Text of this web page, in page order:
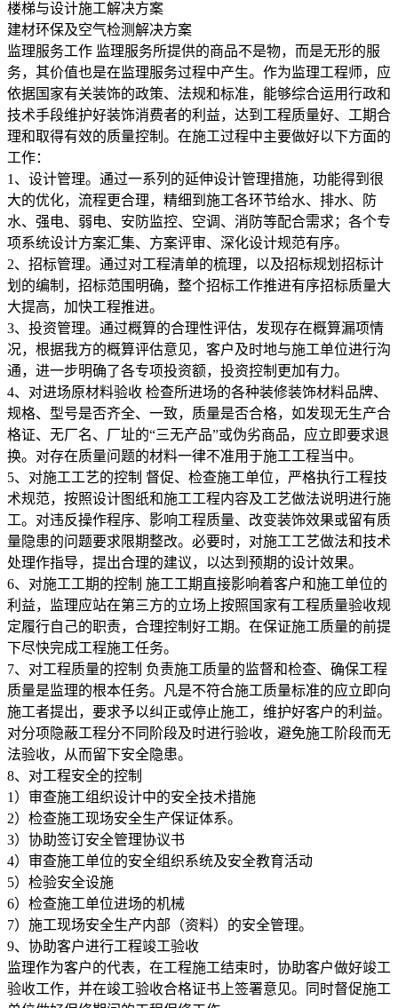
楼梯与设计施工解决方案
建材环保及空气检测解决方案
监理服务工作 监理服务所提供的商品不是物，而是无形的服
务，其价值也是在监理服务过程中产生。作为监理工程师，应
依据国家有关装饰的政策、法规和标准，能够综合运用行政和
技术手段维护好装饰消费者的利益，达到工程质量好、工期合
理和取得有效的质量控制。在施工过程中主要做好以下方面的
工作：
1、设计管理。通过一系列的延伸设计管理措施，功能得到很
大的优化，流程更合理，精细到施工各环节给水、排水、防
水、强电、弱电、安防监控、空调、消防等配合需求；各个专
项系统设计方案汇集、方案评审、深化设计规范有序。
2、招标管理。通过对工程清单的梳理，以及招标规划招标计
划的编制，招标范围明确，整个招标工作推进有序招标质量大
大提高，加快工程推进。
3、投资管理。通过概算的合理性评估，发现存在概算漏项情
况，根据我方的概算评估意见，客户及时地与施工单位进行沟
通，进一步明确了各专项投资额，投资控制更加有力。
4、对进场原材料验收 检查所进场的各种装修装饰材料品牌、
规格、型号是否齐全、一致，质量是否合格，如发现无生产合
格证、无厂名、厂址的“三无产品”或伪劣商品，应立即要求退
换。对存在质量问题的材料一律不准用于施工工程当中。
5、对施工工艺的控制 督促、检查施工单位，严格执行工程技
术规范，按照设计图纸和施工工程内容及工艺做法说明进行施
工。对违反操作程序、影响工程质量、改变装饰效果或留有质
量隐患的问题要求限期整改。必要时，对施工工艺做法和技术
处理作指导，提出合理的建议，以达到预期的设计效果。
6、对施工工期的控制 施工工期直接影响着客户和施工单位的
利益，监理应站在第三方的立场上按照国家有工程质量验收规
定履行自己的职责，合理控制好工期。在保证施工质量的前提
下尽快完成工程施工任务。
7、对工程质量的控制 负责施工质量的监督和检查、确保工程
质量是监理的根本任务。凡是不符合施工质量标准的应立即向
施工者提出，要求予以纠正或停止施工，维护好客户的利益。
对分项隐蔽工程分不同阶段及时进行验收，避免施工阶段而无
法验收，从而留下安全隐患。
8、对工程安全的控制
1）审查施工组织设计中的安全技术措施
2）检查施工现场安全生产保证体系。
3）协助签订安全管理协议书
4）审查施工单位的安全组织系统及安全教育活动
5）检验安全设施
6）检查施工单位进场的机械
7）施工现场安全生产内部（资料）的安全管理。
9、协助客户进行工程竣工验收
监理作为客户的代表，在工程施工结束时，协助客户做好竣工
验收工作，并在竣工验收合格证书上签署意见。同时督促施工